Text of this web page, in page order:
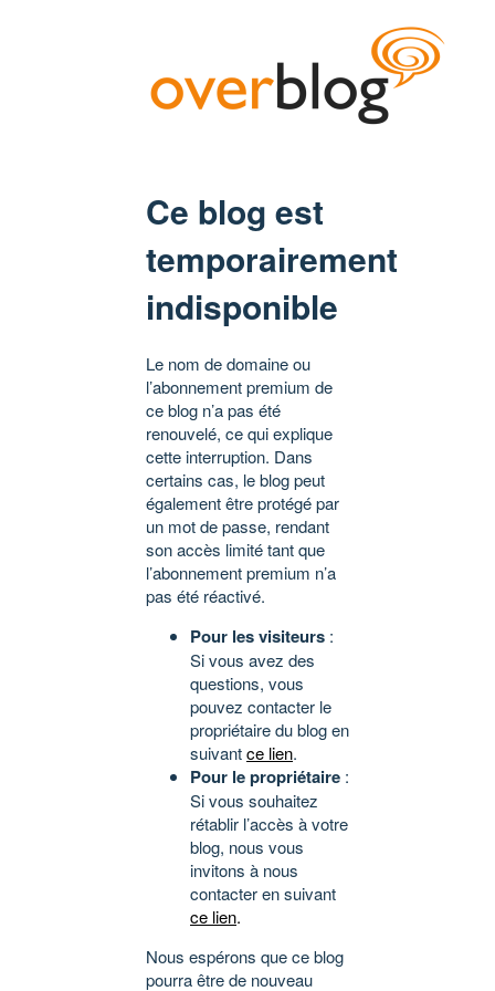
Ce blog est
temporairement
indisponible
Le nom de domaine ou
l’abonnement premium de
ce blog n’a pas été
renouvelé, ce qui explique
cette interruption. Dans
certains cas, le blog peut
également être protégé par
un mot de passe, rendant
son accès limité tant que
l’abonnement premium n’a
pas été réactivé.
Pour les visiteurs :
Si vous avez des
questions, vous
pouvez contacter le
propriétaire du blog en
suivantce lien.
Pour le propriétaire :
Si vous souhaitez
rétablir l’accès à votre
blog, nous vous
invitons à nous
contacter en suivant
ce lien.
Nous espérons que ce blog
pourra être de nouveau